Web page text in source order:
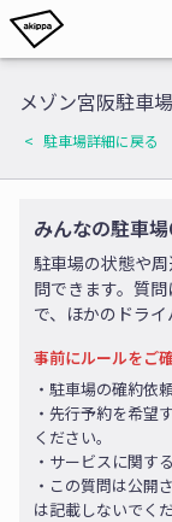
メゾン宮阪駐車場
駐車場詳細に戻る
みんなの駐車
駐車場の状態や
問できます。質
で、ほかのドライ
事前にルールをご
・駐車場の確約依
・先行予約を希望
ください。
・サービスに関す
・この質問は公開
は記載しないでくだ